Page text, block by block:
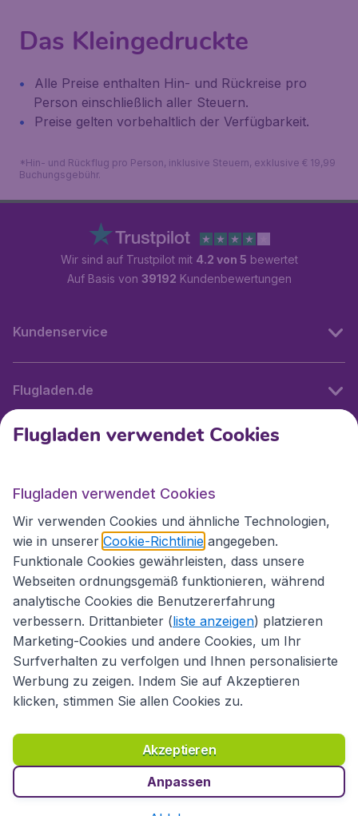
Das Kleingedruckte
Alle Preise enthalten Hin- und Rückreise pro
Person einschließlich aller Steuern.
Preise gelten vorbehaltlich der Verfügbarkeit.
*Hin- und Rückflug pro Person, inklusive Steuern, exklusive € 19,99
Buchungsgebühr.
Wir sind auf Trustpilot mit 4.2 von 5 bewertet
Auf Basis von 39192 Kundenbewertungen
Kundenservice
Flugladen.de
Internationale Webseiten
Folgen Sie uns:
Richtlinien und Bedingungen
Haftungsausschluss
Datenschutzerklärung
Cookies Copyright © 2026
Flugladen verwendet Cookies
Flugladen verwendet Cookies
Wir verwenden Cookies und ähnliche Technologien,
wie in unserer Cookie-Richtlinie angegeben.
Funktionale Cookies gewährleisten, dass unsere
Webseiten ordnungsgemäß funktionieren, während
analytische Cookies die Benutzererfahrung
verbessern. Drittanbieter (liste anzeigen) platzieren
Marketing-Cookies und andere Cookies, um Ihr
Surfverhalten zu verfolgen und Ihnen personalisierte
Werbung zu zeigen. Indem Sie auf Akzeptieren
klicken, stimmen Sie allen Cookies zu.
Akzeptieren
Anpassen